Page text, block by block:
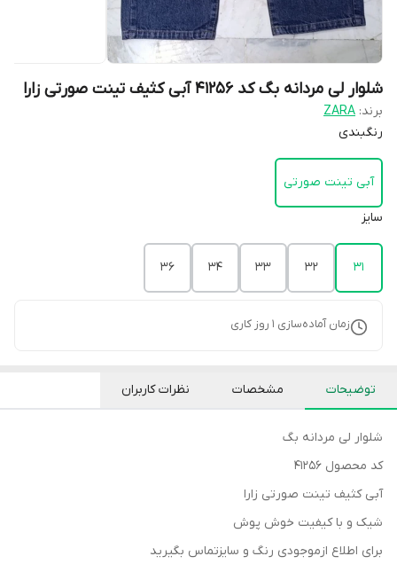
شلوار لی مردانه بگ کد 41256 آبی کثیف تینت صورتی زارا
برند: ZARA
رنگبندی
آبی تینت صورتی
سایز
31
32
33
34
36
زمان آماده‌سازی 1 روز کاری
توضیحات مشخصات نظرات کاربران
شلوار لی مردانه بگ
کد محصول 41256
آبی کثیف تینت صورتی زارا
شیک و با کیفیت خوش پوش
برای اطلاع ازموجودی رنگ و سایزتماس بگیرید